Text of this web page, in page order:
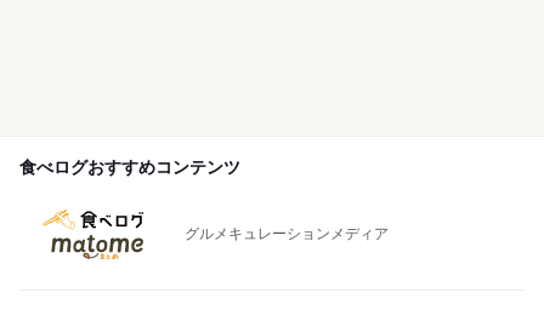
食べログおすすめコンテンツ
グルメキュレーションメディア